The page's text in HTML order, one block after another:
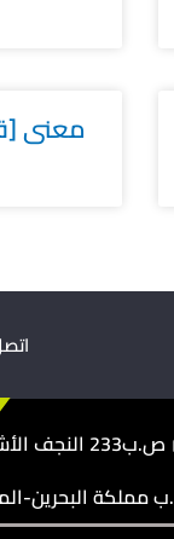
معنى
ص.ب233 النجف الأشرف
البحرين-